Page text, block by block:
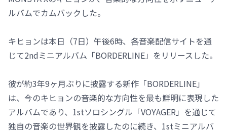
ルバムでカムバックした。
キヒョンは本日（7日）午後6時、各音楽配信サイトを通
じて2ndミニアルバム「BORDERLINE」をリリースした。
彼が約3年9ヶ月ぶりに披露する新作「BORDERLINE」
は、今のキヒョンの音楽的な方向性を最も鮮明に表現した
アルバムであり、1stソロシングル「VOYAGER」を通じて
独自の音楽の世界観を披露したのに続き、1stミニアルバ